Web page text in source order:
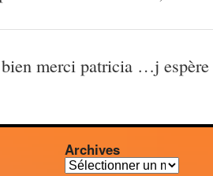
merci patricia …j espère
Archives
Archives